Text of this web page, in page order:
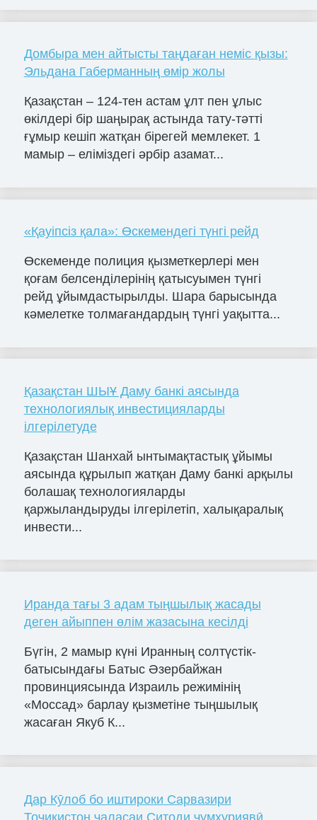
Домбыра мен айтысты таңдаған неміс қызы:
Эльдана Габерманның өмір жолы
Қазақстан – 124-тен астам ұлт пен ұлыс
өкілдері бір шаңырақ астында тату-тәтті
ғұмыр кешіп жатқан бірегей мемлекет. 1
мамыр – еліміздегі әрбір азамат...
«Қауіпсіз қала»: Өскемендегі түнгі рейд
Өскеменде полиция қызметкерлері мен
қоғам белсенділерінің қатысуымен түнгі
рейд ұйымдастырылды. Шара барысында
кәмелетке толмағандардың түнгі уақытта...
Қазақстан ШЫҰ Даму банкі аясында
технологиялық инвестицияларды
ілгерілетуде
Қазақстан Шанхай ынтымақтастық ұйымы
аясында құрылып жатқан Даму банкі арқылы
болашақ технологияларды
қаржыландыруды ілгерілетіп, халықаралық
инвести...
Иранда тағы 3 адам тыңшылық жасады
деген айыппен өлім жазасына кесілді
Бүгін, 2 мамыр күні Иранның солтүстік-
батысындағы Батыс Әзербайжан
провинциясында Израиль режимінің
«Моссад» барлау қызметіне тыңшылық
жасаған Якуб К...
Дар Кӯлоб бо иштироки Сарвазири
Тоҷикистон ҷаласаи Ситоди ҷумҳуриявӣ